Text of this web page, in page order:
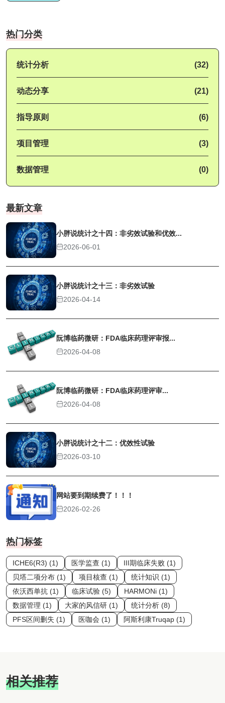
热门分类
统计分析 (32)
动态分享 (21)
指导原则 (6)
项目管理 (3)
数据管理 (0)
最新文章
小胖说统计之十四：非劣效试验和优效...
2026-06-01
小胖说统计之十三：非劣效试验
2026-04-14
阮博临药微研：FDA临床药理评审报...
2026-04-08
阮博临药微研：FDA临床药理评审...
2026-04-08
小胖说统计之十二：优效性试验
2026-03-10
网站要到期续费了！！！
2026-02-26
热门标签
ICHE6(R3) (1) 医学监查 (1)
III期临床失败 (1)
贝塔二项分布 (1)
项目核查 (1)
统计知识 (1)
依沃西单抗 (1)
临床试验 (5)
HARMONi (1)
数据管理 (1)
大家的风信研 (1)
统计分析 (8)
PFS区间删失 (1)
医咖会 (1) 阿斯利康Truqap (1)
相关推荐